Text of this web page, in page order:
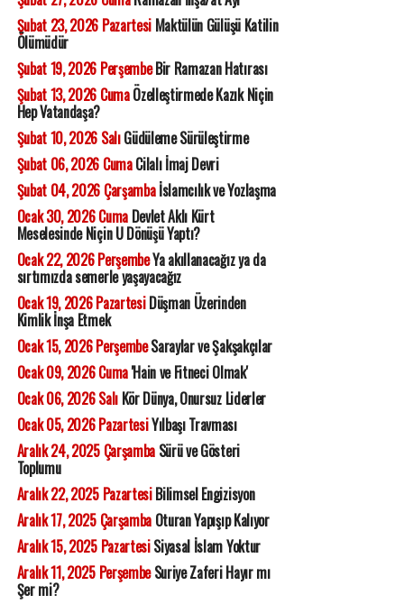
Şubat 23, 2026 PazartesiMaktülün Gülüşü Katilin
Ölümüdür
Şubat 19, 2026 PerşembeBir Ramazan Hatırası
Şubat 13, 2026 CumaÖzelleştirmede Kazık Niçin
Hep Vatandaşa?
Şubat 10, 2026 SalıGüdüleme Sürüleştirme
Şubat 06, 2026 CumaCilalı İmaj Devri
Şubat 04, 2026 Çarşambaİslamcılık ve Yozlaşma
Ocak 30, 2026 CumaDevlet Aklı Kürt
Meselesinde Niçin U Dönüşü Yaptı?
Ocak 22, 2026 PerşembeYa akıllanacağız ya da
sırtımızda semerle yaşayacağız
Ocak 19, 2026 PazartesiDüşman Üzerinden
Kimlik İnşa Etmek
Ocak 15, 2026 PerşembeSaraylar ve Şakşakçılar
Ocak 09, 2026 Cuma'Hain ve Fitneci Olmak'
Ocak 06, 2026 SalıKör Dünya, Onursuz Liderler
Ocak 05, 2026 PazartesiYılbaşı Travması
Aralık 24, 2025 ÇarşambaSürü ve Gösteri
Toplumu
Aralık 22, 2025 PazartesiBilimsel Engizisyon
Aralık 17, 2025 ÇarşambaOturan Yapışıp Kalıyor
Aralık 15, 2025 PazartesiSiyasal İslam Yoktur
Aralık 11, 2025 PerşembeSuriye Zaferi Hayır mı
Şer mi?